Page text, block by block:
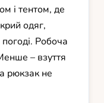
і тентом, де
одяг,
Робоча
– взуття
рюкзак не